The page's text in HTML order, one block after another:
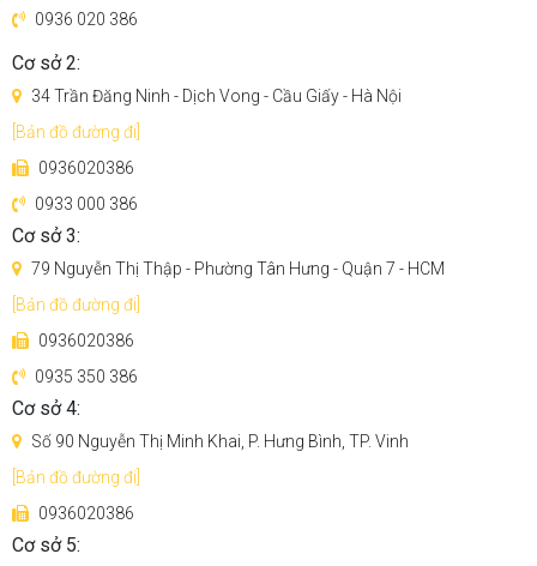
để thực hiện các nhiệm vụ làm sạch khác nhau. Từ lau sàn,
hút bụi, loại bỏ mạt trên chăn ga, gối, làm sạch trong oto.
0936 020 386
Cơ sở 2:
34 Trần Đăng Ninh - Dịch Vong - Cầu Giấy - Hà Nội
[Bản đồ đường đi]
0936020386
0933 000 386
Cơ sở 3:
79 Nguyễn Thị Thập - Phường Tân Hưng - Quận 7 - HCM
[Bản đồ đường đi]
0936020386
0935 350 386
Cơ sở 4:
Số 90 Nguyễn Thị Minh Khai, P. Hưng Bình, TP. Vinh
[Bản đồ đường đi]
0936020386
Cơ sở 5: